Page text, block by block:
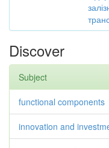
Discover
Subject
functional components
innovation and